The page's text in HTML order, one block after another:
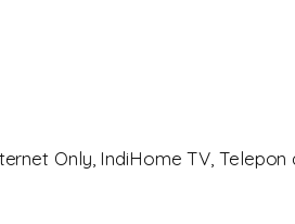
Only, IndiHome TV, Telepon